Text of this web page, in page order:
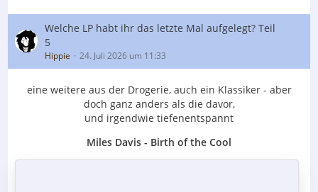
Welche LP habt ihr das letzte Mal aufgelegt? Teil
5
Hippie 24. Juli 2026 um 11:33
eine weitere aus der Drogerie, auch ein Klassiker - aber
doch ganz anders als die davor,
und irgendwie tiefenentspannt
Miles Davis - Birth of the Cool